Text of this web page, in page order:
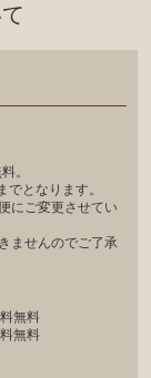
。
となります。
にご変更させてい
ませんのでご了承
無料
無料